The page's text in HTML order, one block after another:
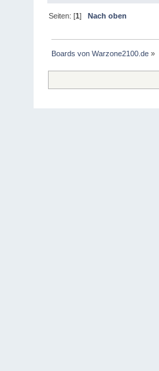
Seiten: [1]Nach oben
Boards von Warzone2100.de »